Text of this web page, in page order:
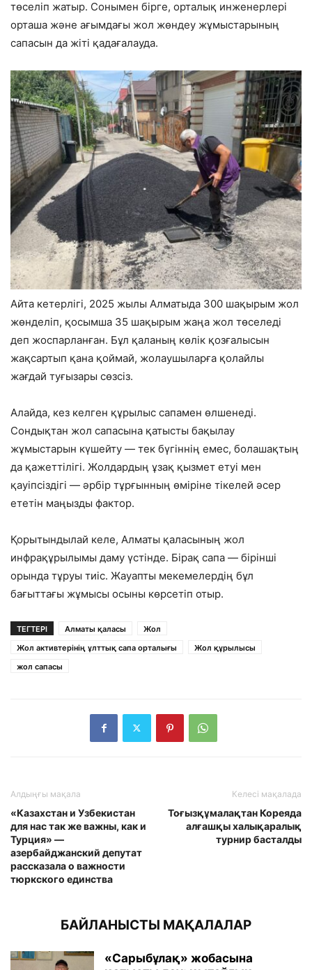
төселіп жатыр. Сонымен бірге, орталық инженерлері
орташа және ағымдағы жол жөндеу жұмыстарының
сапасын да жіті қадағалауда.
Айта кетерлігі, 2025 жылы Алматыда 300 шақырым жол
жөнделіп, қосымша 35 шақырым жаңа жол төселеді
деп жоспарланған. Бұл қаланың көлік қозғалысын
жақсартып қана қоймай, жолаушыларға қолайлы
жағдай туғызары сөзсіз.
Алайда, кез келген құрылыс сапамен өлшенеді.
Сондықтан жол сапасына қатысты бақылау
жұмыстарын күшейту — тек бүгіннің емес, болашақтың
да қажеттілігі. Жолдардың ұзақ қызмет етуі мен
қауіпсіздігі — әрбір тұрғынның өміріне тікелей әсер
ететін маңызды фактор.
Қорытындылай келе, Алматы қаласының жол
инфрақұрылымы даму үстінде. Бірақ сапа — бірінші
орында тұруы тиіс. Жауапты мекемелердің бұл
бағыттағы жұмысы осыны көрсетіп отыр.
ТЕГТЕРІ Алматы қаласы
Жол
Жол активтерінің ұлттық сапа орталығы
Жол құрылысы
жол сапасы
Алдыңғы мақала
«Казахстан и Узбекистан
для нас так же важны, как и
Турция» —
азербайджанский депутат
рассказала о важности
тюркского единства
Келесі мақалада
Тоғызқұмалақтан Кореяда
алғашқы халықаралық
турнир басталды
БАЙЛАНЫСТЫ МАҚАЛАЛАР
«Сарыбұлақ» жобасына